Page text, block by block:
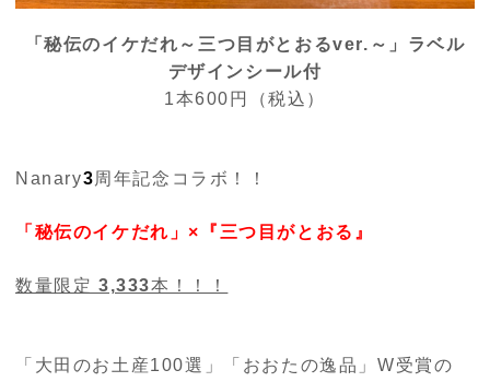
「秘伝のイケだれ～三つ目がとおるver.～」ラベル
デザインシール付
1本600円（税込）
Nanary3周年記念コラボ！！
「秘伝のイケだれ」×『三つ目がとおる』
数量限定 3,333本！！！
「大田のお土産100選」「おおたの逸品」W受賞の